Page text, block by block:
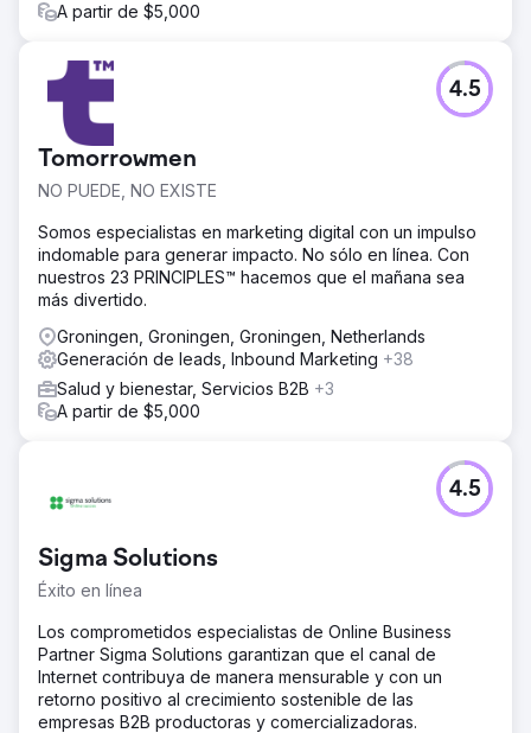
ejecutivos/directores. El sitio web recibió 3100 visitantes y
300 nuevos contactos.
A partir de $5,000
Tomorrowmen
NO PUEDE, NO EXISTE
4.5
Somos especialistas en marketing digital con un impulso
indomable para generar impacto. No sólo en línea. Con
nuestros 23 PRINCIPLES™ hacemos que el mañana sea
más divertido.
Groningen, Groningen, Groningen, Netherlands
Generación de leads, Inbound Marketing +38
Salud y bienestar, Servicios B2B +3
A partir de $5,000
Sigma Solutions
Éxito en línea
4.5
Los comprometidos especialistas de Online Business
Partner Sigma Solutions garantizan que el canal de
Internet contribuya de manera mensurable y con un
retorno positivo al crecimiento sostenible de las
empresas B2B productoras y comercializadoras.